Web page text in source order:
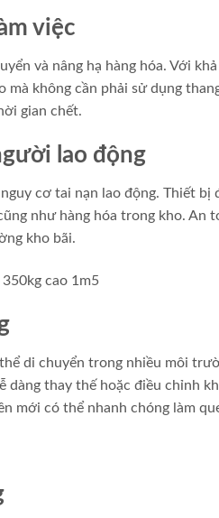
việc
và nâng hạ hàng hóa. Với
mà không cần phải sử dụng
gian chết.
lao động
cơ tai nạn lao động. Thiết
như hàng hóa trong kho. An
kho bãi.
di chuyển trong nhiều môi
dàng thay thế hoặc điều chỉnh
mới có thể nhanh chóng làm